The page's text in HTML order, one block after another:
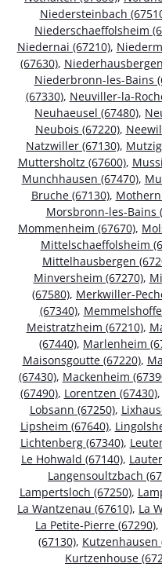
Niedersteinbach
Niederschaeffolsheim
Niedernai (67210),
(67630),
Niederbronn-les-Bains
(67330), Neuviller-la-
Neuhaeusel (67480),
Neubois (67220),
Natzwiller (67130),
Muttersholtz (67600),
Munchhausen (67470),
Bruche (67130), Mothern
Morsbronn-les-Bains
Mommenheim (67670),
Mittelschaeffolsheim
Mittelhausbergen
Minversheim (67270),
(67580), Merkwiller-
(67340),
Meistratzheim (67210),
(67440), Marlenheim
Maisonsgoutte (67220),
(67430), Mackenheim
(67490), Lorentzen (67430),
Lobsann (67250),
Lipsheim (67640),
Lichtenberg (67340),
Le Hohwald (67140),
Langensoultzbach
Lampertsloch (67250),
La Wantzenau (67610), La
La Petite-Pierre (67290),
(67130), Kutzenhausen
Kurtzenhouse